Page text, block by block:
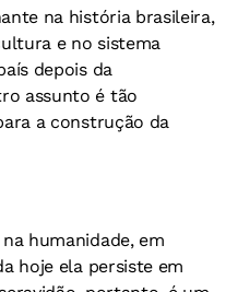
na história brasileira,
e no sistema
depois da
assunto é tão
a construção da
humanidade, em
hoje ela persiste em